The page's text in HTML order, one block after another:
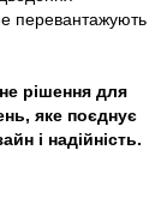
перевантажують
рішення для
яке поєднує
і надійність.